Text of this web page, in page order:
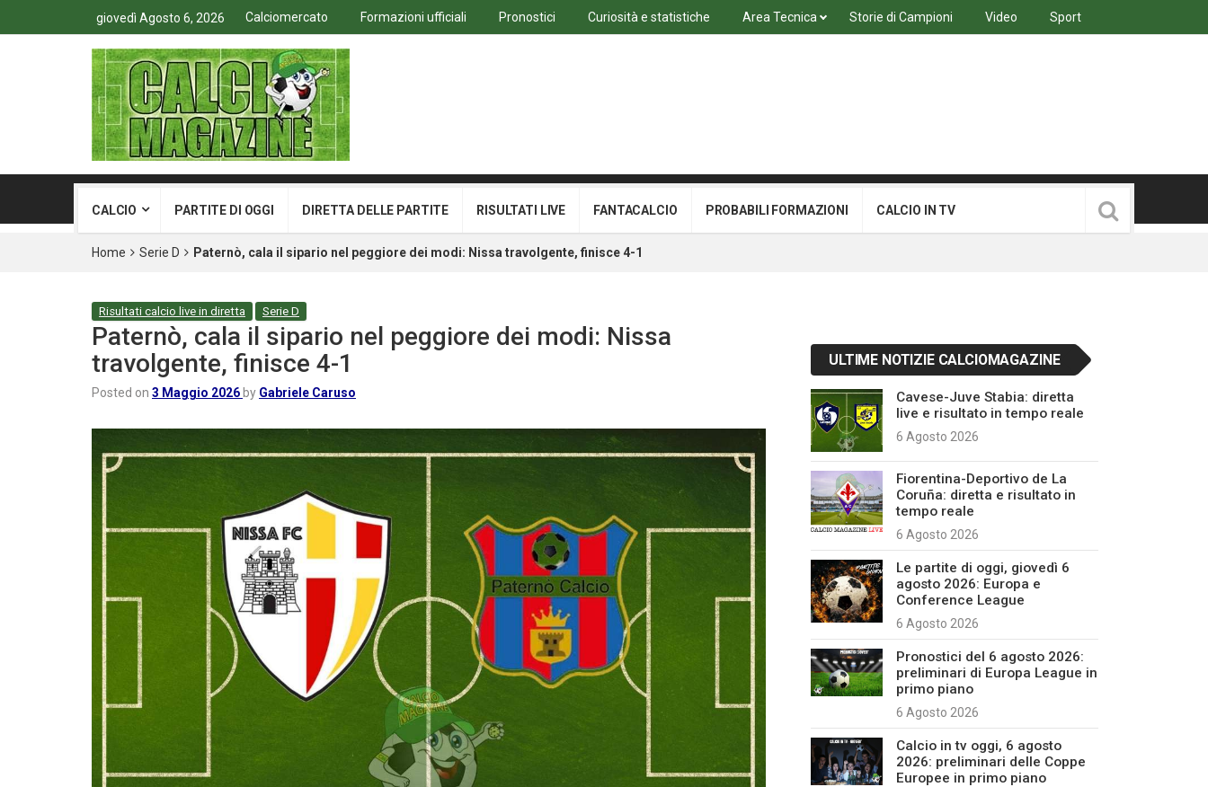
giovedì Agosto 6, 2026 Calciomercato Formazioni ufficiali Pronostici Curiosità e statistiche Area Tecnica Storie di Campioni Video Sport
CALCIO PARTITE DI OGGI DIRETTA DELLE PARTITE RISULTATI LIVE FANTACALCIO PROBABILI FORMAZIONI CALCIO IN TV
Home Serie D Paternò, cala il sipario nel peggiore dei modi: Nissa travolgente, finisce 4-1
Risultati calcio live in diretta Serie D
Paternò, cala il sipario nel peggiore dei modi: Nissa
travolgente, finisce 4-1
Posted on 3 Maggio 2026 by Gabriele Caruso
ULTIME NOTIZIE CALCIOMAGAZINE
Cavese-Juve Stabia: diretta
live e risultato in tempo reale
6 Agosto 2026
Fiorentina-Deportivo de La
Coruña: diretta e risultato in
tempo reale
6 Agosto 2026
Le partite di oggi, giovedì 6
agosto 2026: Europa e
Conference League
6 Agosto 2026
Pronostici del 6 agosto 2026:
preliminari di Europa League in
primo piano
6 Agosto 2026
Calcio in tv oggi, 6 agosto
2026: preliminari delle Coppe
Europee in primo piano